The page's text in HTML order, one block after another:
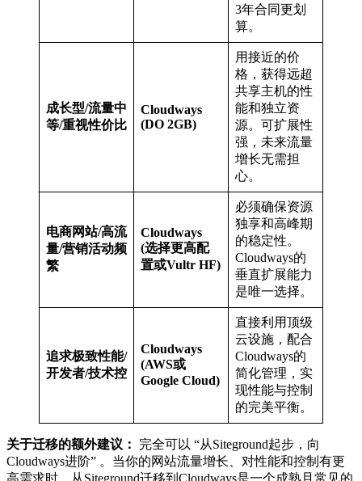
3年合同更划
算。
成长型/流量中
等/重视性价比
Cloudways
(DO 2GB)
用接近的价
格，获得远超
共享主机的性
能和独立资
源。可扩展性
强，未来流量
增长无需担
心。
电商网站/高流
量/营销活动频
繁
Cloudways
(选择更高配
置或Vultr HF)
必须确保资源
独享和高峰期
的稳定性。
Cloudways的
垂直扩展能力
是唯一选择。
追求极致性能/
开发者/技术控
Cloudways
(AWS或
Google Cloud)
直接利用顶级
云设施，配合
Cloudways的
简化管理，实
现性能与控制
的完美平衡。
关于迁移的额外建议：
完全可以 “从Siteground起步，向
Cloudways进阶” 。当你的网站流量增长、对性能和控制有更
高需求时，从Siteground迁移到Cloudways是一个成熟且常见的